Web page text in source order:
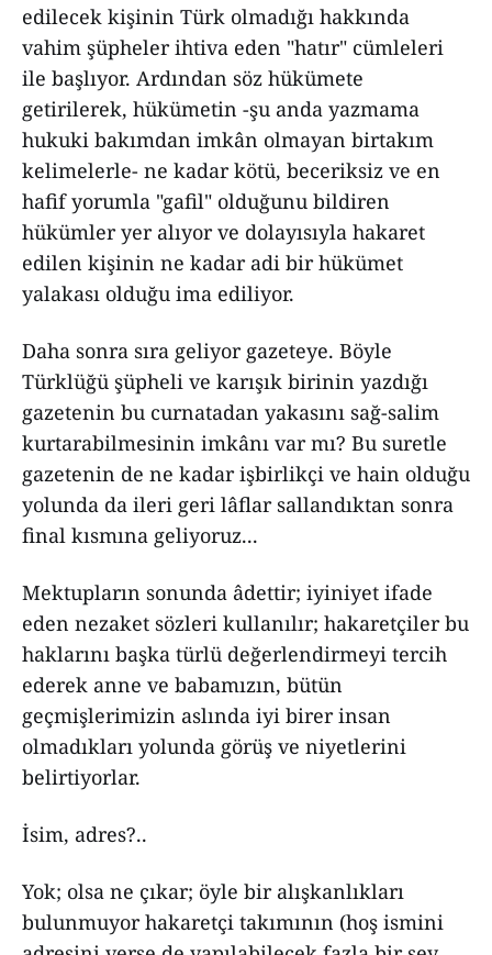
edilecek kişinin Türk olmadığı hakkında
vahim şüpheler ihtiva eden "hatır" cümleleri
ile başlıyor. Ardından söz hükümete
getirilerek, hükümetin -şu anda yazmama
hukuki bakımdan imkân olmayan birtakım
kelimelerle- ne kadar kötü, beceriksiz ve en
hafif yorumla "gafil" olduğunu bildiren
hükümler yer alıyor ve dolayısıyla hakaret
edilen kişinin ne kadar adi bir hükümet
yalakası olduğu ima ediliyor.
Daha sonra sıra geliyor gazeteye. Böyle
Türklüğü şüpheli ve karışık birinin yazdığı
gazetenin bu curnatadan yakasını sağ-salim
kurtarabilmesinin imkânı var mı? Bu suretle
gazetenin de ne kadar işbirlikçi ve hain olduğu
yolunda da ileri geri lâflar sallandıktan sonra
final kısmına geliyoruz...
Mektupların sonunda âdettir; iyiniyet ifade
eden nezaket sözleri kullanılır; hakaretçiler bu
haklarını başka türlü değerlendirmeyi tercih
ederek anne ve babamızın, bütün
geçmişlerimizin aslında iyi birer insan
olmadıkları yolunda görüş ve niyetlerini
belirtiyorlar.
İsim, adres?..
Yok; olsa ne çıkar; öyle bir alışkanlıkları
bulunmuyor hakaretçi takımının (hoş ismini